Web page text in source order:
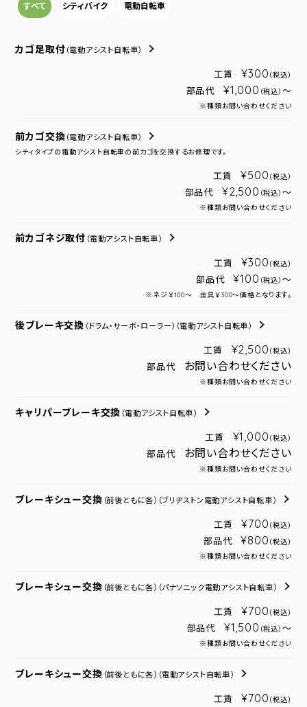
すべて シティバイク 電動自転車
カゴ足取付 （電動アシスト自転車）
工賃 ¥300 （税込）
部品代 ¥1,000 （税込） ～
※種類お問い合わせください
前カゴ交換 （電動アシスト自転車）
シティタイプの電動アシスト自転車の前カゴを交換するお修理です。
工賃 ¥500 （税込）
部品代 ¥2,500 （税込） ～
※種類お問い合わせください
前カゴネジ取付 （電動アシスト自転車）
工賃 ¥300 （税込）
部品代 ¥100 （税込） ～
※ネジ￥100～ 金具￥300～価格となります。
後ブレーキ交換 （ドラム・サーボ・ローラー） （電動アシスト自転車）
工賃 ¥2,500 （税込）
部品代 お問い合わせください
※種類お問い合わせください
キャリパーブレーキ交換 （電動アシスト自転車）
工賃 ¥1,000 （税込）
部品代 お問い合わせください
※種類お問い合わせください
ブレーキシュー交換 （前後ともに各） （ブリヂストン電動アシスト自転車）
工賃 ¥700 （税込）
部品代 ¥800 （税込）
※種類お問い合わせください
ブレーキシュー交換 （前後ともに各） （パナソニック電動アシスト自転車）
工賃 ¥700 （税込）
部品代 ¥1,500 （税込） ～
※種類お問い合わせください
ブレーキシュー交換 （前後ともに各） （電動アシスト自転車）
工賃 ¥700 （税込）